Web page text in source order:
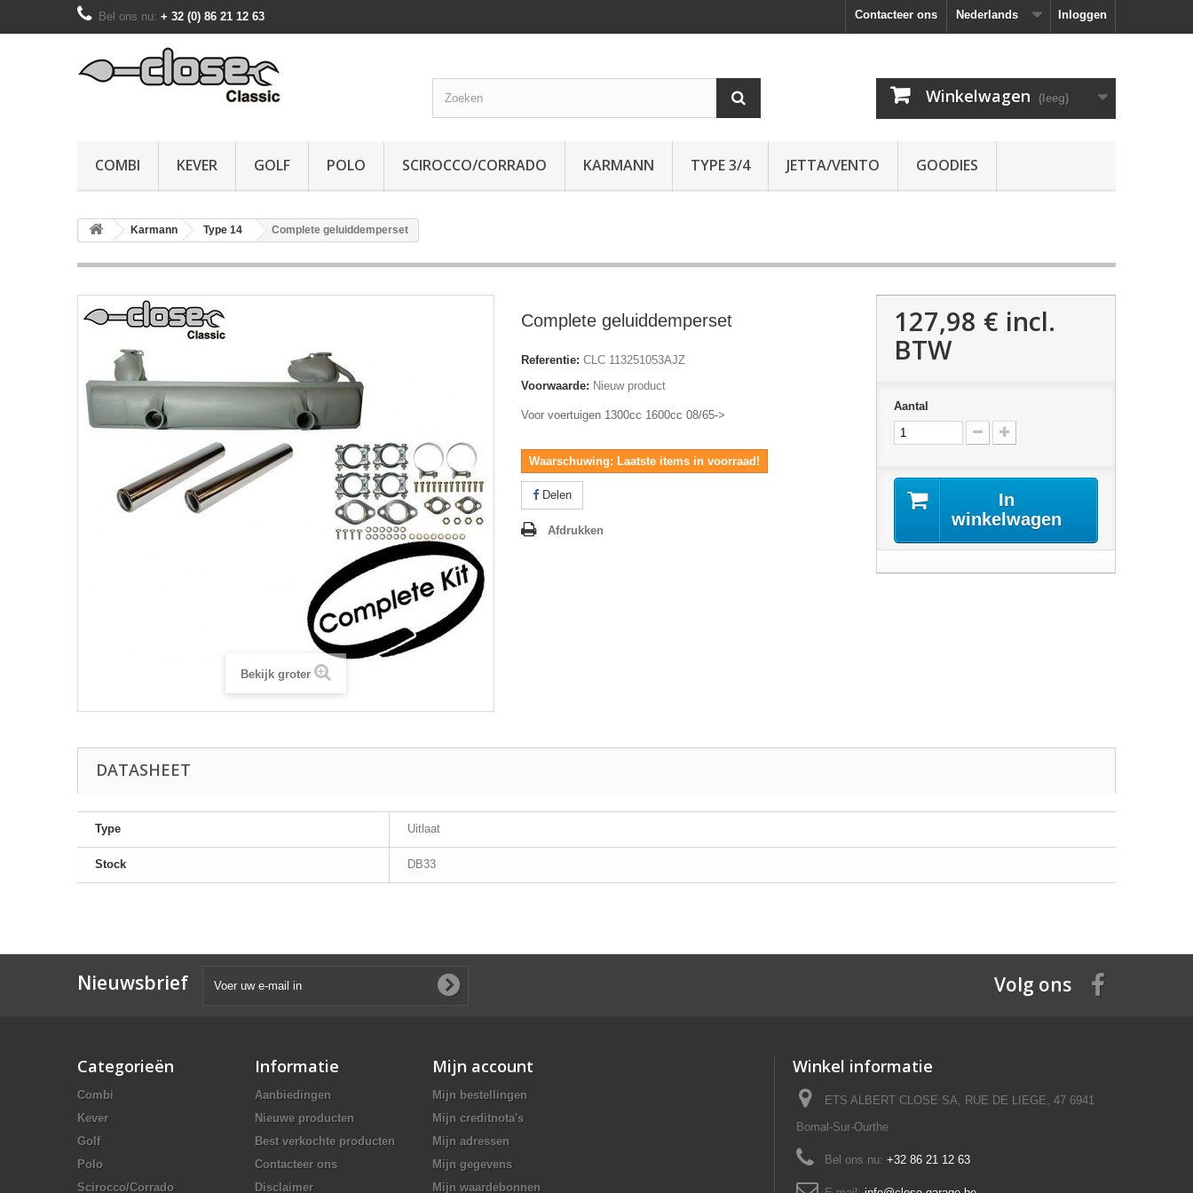
Inloggen
Nederlands
Contacteer ons
Bel ons nu: + 32 (0) 86 21 12 63
Winkelwagen (leeg)
COMBI KEVER GOLF POLO SCIROCCO/CORRADO KARMANN TYPE 3/4 JETTA/VENTO GOODIES
Karmann Type 14 Complete geluiddemperset
Bekijk groter
Complete geluiddemperset
Referentie: CLC 113251053AJZ
Voorwaarde: Nieuw product
Voor voertuigen 1300cc 1600cc 08/65->
Waarschuwing: Laatste items in voorraad!
Delen
Afdrukken
127,98 € incl.
BTW
Aantal
In
winkelwagen
DATASHEET
Type Uitlaat
Stock DB33
Nieuwsbrief Volg ons
Categorieën
Combi
Kever
Golf
Polo
Scirocco/Corrado
Informatie
Aanbiedingen
Nieuwe producten
Best verkochte producten
Contacteer ons
Disclaimer
Mijn account
Mijn bestellingen
Mijn creditnota's
Mijn adressen
Mijn gegevens
Mijn waardebonnen
Winkel informatie
ETS ALBERT CLOSE SA, RUE DE LIEGE, 47 6941
Bomal-Sur-Ourthe
Bel ons nu: +32 86 21 12 63